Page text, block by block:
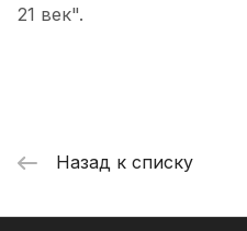
21 век".
Назад к списку